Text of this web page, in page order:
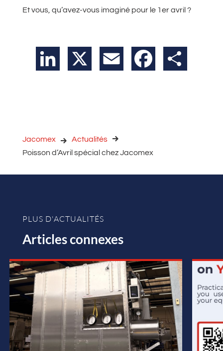
Et vous, qu’avez-vous imaginé pour le 1er avril ?
LinkedIn Email Facebook
Jacomex
Actualités
Poisson d’Avril spécial chez Jacomex
PLUS D'ACTUALITÉS
Articles connexes